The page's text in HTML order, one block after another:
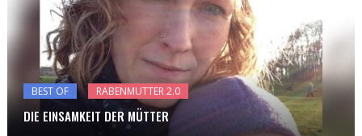
BEST OF RABENMUTTER 2.0
DIE EINSAMKEIT DER MÜTTER